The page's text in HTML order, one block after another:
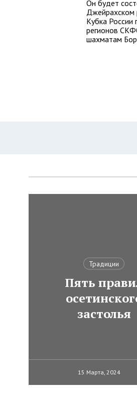
Он будет
Джейрахском
Кубка
регионов
шахматам
Традиции
Пять
застолья
15 Марта, 2024